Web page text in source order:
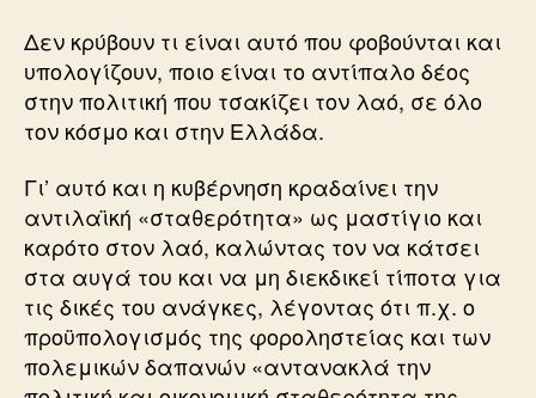
Δεν κρύβουν τι είναι αυτό που φοβούνται και
υπολογίζουν, ποιο είναι το αντίπαλο δέος
στην πολιτική που τσακίζει τον λαό, σε όλο
τον κόσμο και στην Ελλάδα.
Γι’ αυτό και η κυβέρνηση κραδαίνει την
αντιλαϊκή «σταθερότητα» ως μαστίγιο και
καρότο στον λαό, καλώντας τον να κάτσει
στα αυγά του και να μη διεκδικεί τίποτα για
τις δικές του ανάγκες, λέγοντας ότι π.χ. ο
προϋπολογισμός της φοροληστείας και των
πολεμικών δαπανών «αντανακλά την